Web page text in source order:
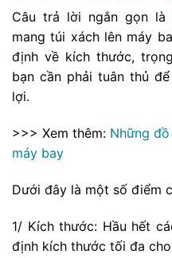
Câu trả lời ngắn gọn là
mang túi xách lên máy
định về kích thước,
bạn cần phải tuân thủ
lợi.
>>> Xem thêm: Những
máy bay
Dưới đây là một số điểm
1/ Kích thước: Hầu hết
định kích thước tối đa